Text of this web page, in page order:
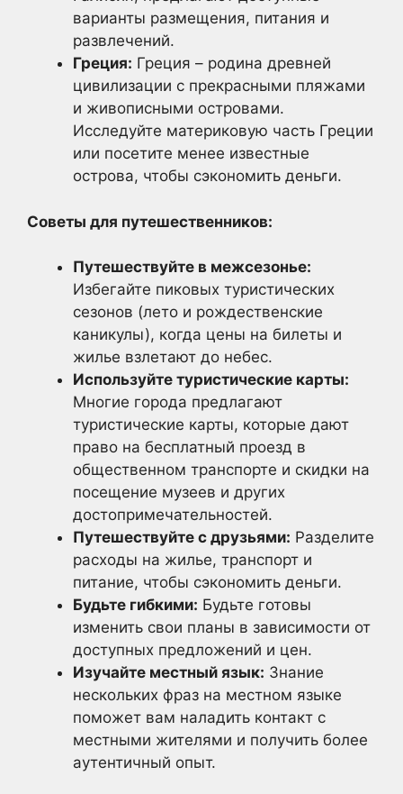
варианты размещения, питания и
развлечений.
Греция: Греция – родина древней
цивилизации с прекрасными пляжами
и живописными островами.
Исследуйте материковую часть Греции
или посетите менее известные
острова, чтобы сэкономить деньги.
Советы для путешественников:
Путешествуйте в межсезонье:
Избегайте пиковых туристических
сезонов (лето и рождественские
каникулы), когда цены на билеты и
жилье взлетают до небес.
Используйте туристические карты:
Многие города предлагают
туристические карты, которые дают
право на бесплатный проезд в
общественном транспорте и скидки на
посещение музеев и других
достопримечательностей.
Путешествуйте с друзьями: Разделите
расходы на жилье, транспорт и
питание, чтобы сэкономить деньги.
Будьте гибкими: Будьте готовы
изменить свои планы в зависимости от
доступных предложений и цен.
Изучайте местный язык: Знание
нескольких фраз на местном языке
поможет вам наладить контакт с
местными жителями и получить более
аутентичный опыт.